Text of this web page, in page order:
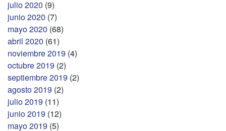
julio 2020 (9)
junio 2020 (7)
mayo 2020 (68)
abril 2020 (61)
noviembre 2019 (4)
octubre 2019 (2)
septiembre 2019 (2)
agosto 2019 (2)
julio 2019 (11)
junio 2019 (12)
mayo 2019 (5)